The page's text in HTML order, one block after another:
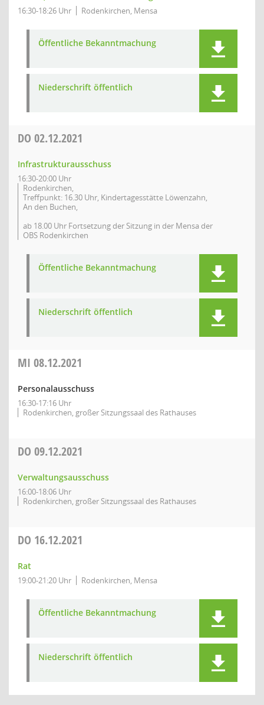
16:30-18:26 Uhr Rodenkirchen, Mensa
Öffentliche Bekanntmachung
Niederschrift öffentlich
DO 02.12.2021
Infrastrukturausschuss
16:30-20:00 Uhr
Rodenkirchen,
Treffpunkt: 16.30 Uhr, Kindertagesstätte Löwenzahn,
An den Buchen,
ab 18.00 Uhr Fortsetzung der Sitzung in der Mensa der
OBS Rodenkirchen
Öffentliche Bekanntmachung
Niederschrift öffentlich
MI 08.12.2021
Personalausschuss
16:30-17:16 Uhr
Rodenkirchen, großer Sitzungssaal des Rathauses
DO 09.12.2021
Verwaltungsausschuss
16:00-18:06 Uhr
Rodenkirchen, großer Sitzungssaal des Rathauses
DO 16.12.2021
Rat
19:00-21:20 Uhr Rodenkirchen, Mensa
Öffentliche Bekanntmachung
Niederschrift öffentlich